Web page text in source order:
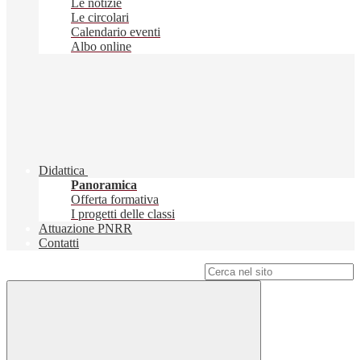
Le notizie
Le circolari
Calendario eventi
Albo online
Didattica
Panoramica
Offerta formativa
I progetti delle classi
Attuazione PNRR
Contatti